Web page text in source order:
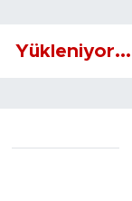
Yükleniyor...